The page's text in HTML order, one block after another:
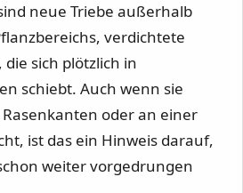
neue Triebe außerhalb
verdichtete
sich plötzlich in
schiebt. Auch wenn sie
oder an einer
ist das ein Hinweis darauf,
weiter vorgedrungen